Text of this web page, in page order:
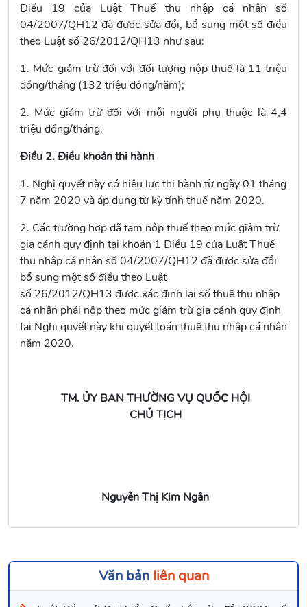
Điều 19 của Luật Thuế thu nhập cá nhân số
04/2007/QH12 đã được sửa đổi, bổ sung một số điều
theo Luật số 26/2012/QH13 như sau:
1. Mức giảm trừ đối với đối tượng nộp thuế là 11 triệu
đồng/tháng (132 triệu đồng/năm);
2. Mức giảm trừ đối với mỗi người phụ thuộc là 4,4
triệu đồng/tháng.
Điều 2. Điều khoản thi hành
1. Nghị quyết này có hiệu lực thi hành từ ngày 01 tháng
7 năm 2020 và áp dụng từ kỳ tính thuế năm 2020.
2. Các trường hợp đã tạm nộp thuế theo mức giảm trừ
gia cảnh quy định tại khoản 1 Điều 19 của Luật Thuế
thu nhập cá nhân số 04/2007/QH12 đã được sửa đổi
bổ sung một số điều theo Luật
số 26/2012/QH13 được xác định lại số thuế thu nhập
cá nhân phải nộp theo mức giảm trừ gia cảnh quy định
tại Nghị quyết này khi quyết toán thuế thu nhập cá nhân
năm 2020.
TM. ỦY BAN THƯỜNG VỤ QUỐC HỘI
CHỦ TỊCH
Nguyễn Thị Kim Ngân
Văn bảnliên quan